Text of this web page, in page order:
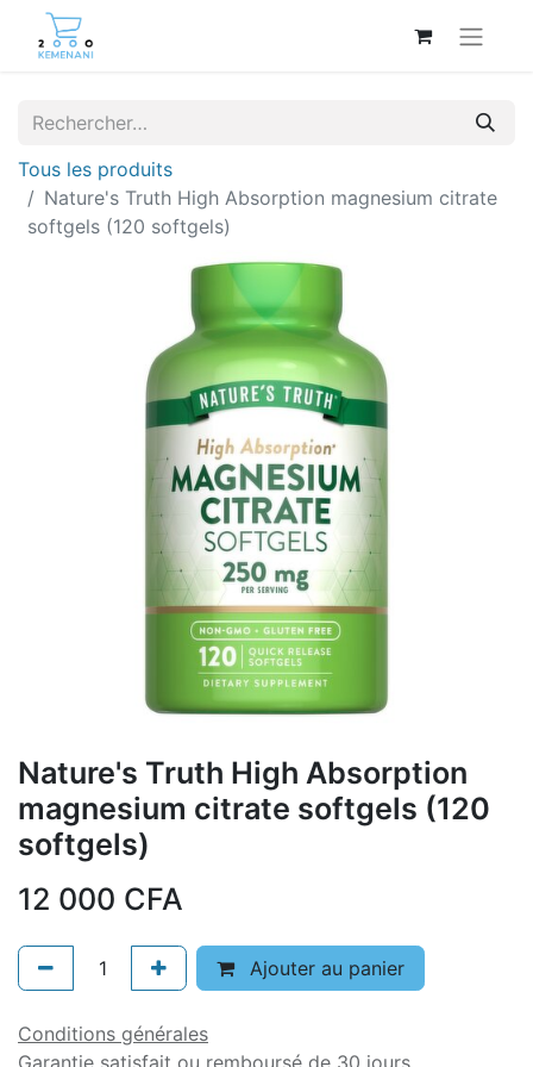
Tous les produits
Nature's Truth High Absorption magnesium citrate
softgels (120 softgels)
Nature's Truth High Absorption
magnesium citrate softgels (120
softgels)
12 000 CFA
Ajouter au panier
Conditions générales
Garantie satisfait ou remboursé de 30 jours